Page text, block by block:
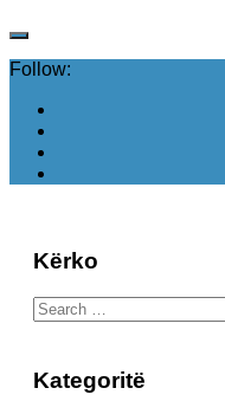
Follow:
Kërko
Search
for:
Kategoritë